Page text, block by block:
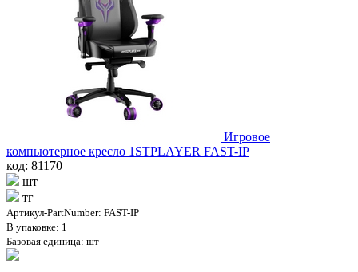
Игровое
компьютерное кресло 1STPLAYER FAST-IP
код: 81170
шт
тг
Артикул-PartNumber: FAST-IP
В упаковке: 1
Базовая единица: шт